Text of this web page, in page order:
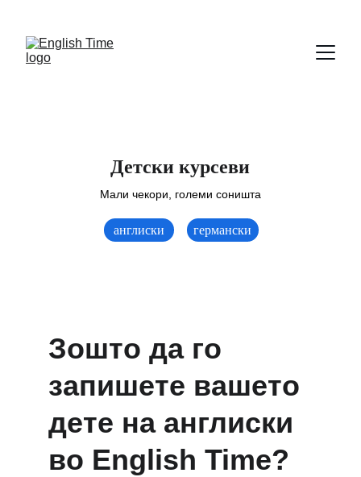
Детски курсеви
Мали чекори, големи соништа
англиски германски
Зошто да го
запишете вашето
дете на англиски
во English Time?